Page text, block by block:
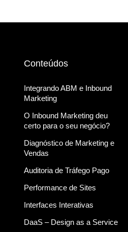
Conteúdos
Integrando ABM e Inbound
Marketing
O Inbound Marketing deu
certo para o seu negócio?
Diagnóstico de Marketing e
Vendas
Auditoria de Tráfego Pago
Performance de Sites
Interfaces Interativas
DaaS – Design as a Service